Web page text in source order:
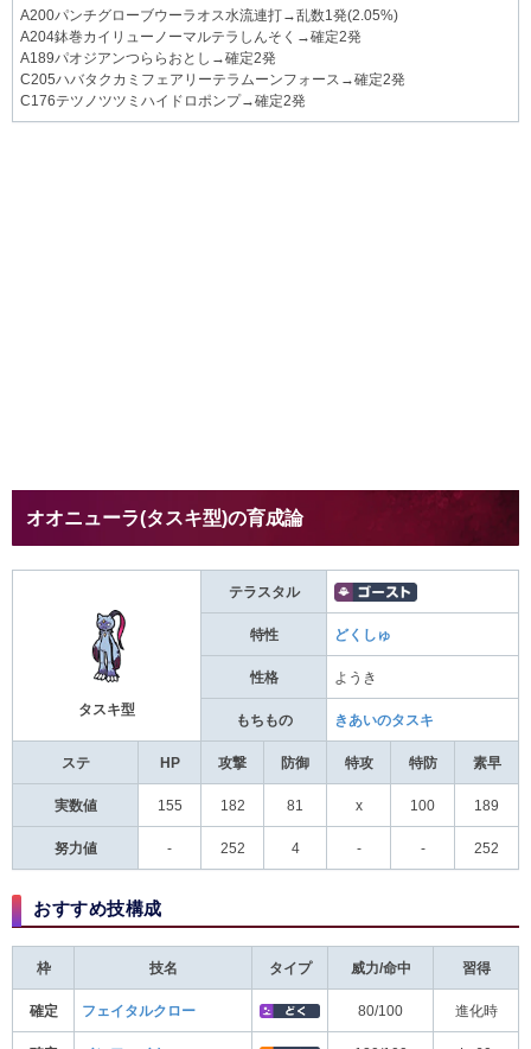
A200パンチグローブウーラオス水流連打→乱数1発(2.05%)
A204鉢巻カイリューノーマルテラしんそく→確定2発
A189パオジアンつららおとし→確定2発
C205ハバタクカミフェアリーテラムーンフォース→確定2発
C176テツノツツミハイドロポンプ→確定2発
オオニューラ(タスキ型)の育成論
タスキ型
テラスタル
特性 どくしゅ
性格 ようき
もちもの きあいのタスキ
ステ HP 攻撃 防御 特攻 特防 素早
実数値 155 182 81 x 100 189
努力値 - 252 4 - - 252
おすすめ技構成
枠 技名 タイプ 威力/命中 習得
確定 フェイタルクロー 80/100 進化時